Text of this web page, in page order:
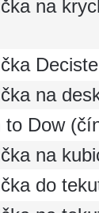
na
na
to Dow
na
do